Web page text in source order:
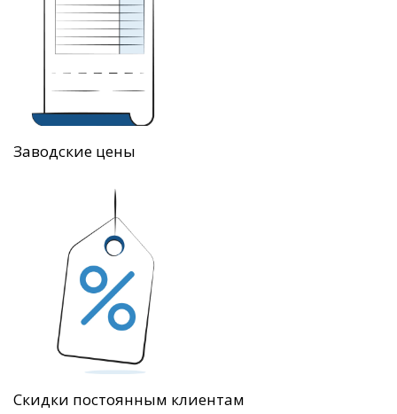
Заводские цены
Скидки постоянным клиентам